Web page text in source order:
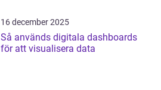
16 december 2025
Så används digitala dashboards
för att visualisera data